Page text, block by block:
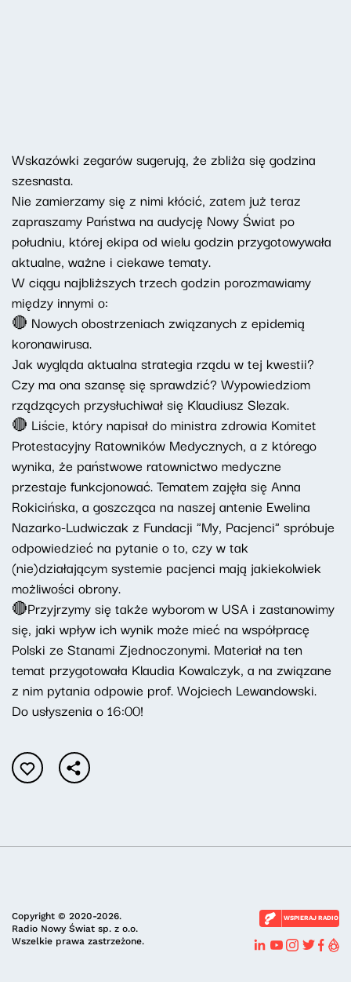
Wskazówki zegarów sugerują, że zbliża się godzina
szesnasta.
Nie zamierzamy się z nimi kłócić, zatem już teraz
zapraszamy Państwa na audycję Nowy Świat po
południu, której ekipa od wielu godzin przygotowywała
aktualne, ważne i ciekawe tematy.
W ciągu najbliższych trzech godzin porozmawiamy
między innymi o:
🔴 Nowych obostrzeniach związanych z epidemią
koronawirusa.
Jak wygląda aktualna strategia rządu w tej kwestii?
Czy ma ona szansę się sprawdzić? Wypowiedziom
rządzących przysłuchiwał się Klaudiusz Slezak.
🔴 Liście, który napisał do ministra zdrowia Komitet
Protestacyjny Ratowników Medycznych, a z którego
wynika, że państwowe ratownictwo medyczne
przestaje funkcjonować. Tematem zajęła się Anna
Rokicińska, a goszcząca na naszej antenie Ewelina
Nazarko-Ludwiczak z Fundacji "My, Pacjenci" spróbuje
odpowiedzieć na pytanie o to, czy w tak
(nie)działającym systemie pacjenci mają jakiekolwiek
możliwości obrony.
🔴Przyjrzymy się także wyborom w USA i zastanowimy
się, jaki wpływ ich wynik może mieć na współpracę
Polski ze Stanami Zjednoczonymi. Materiał na ten
temat przygotowała Klaudia Kowalczyk, a na związane
z nim pytania odpowie prof. Wojciech Lewandowski.
Do usłyszenia o 16:00!
Copyright © 2020-2026.
Radio Nowy Świat sp. z o.o.
Wszelkie prawa zastrzeżone.
WSPIERAJ RADIO